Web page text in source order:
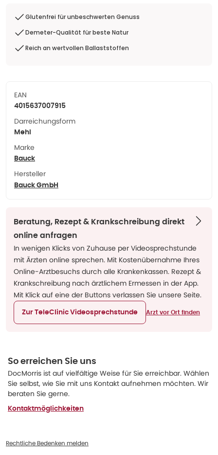
Glutenfrei für unbeschwerten Genuss
Demeter-Qualität für beste Natur
Reich an wertvollen Ballaststoffen
EAN
4015637007915
Darreichungsform
Mehl
Marke
Bauck
Hersteller
Bauck GmbH
Beratung, Rezept & Krankschreibung direkt
online anfragen
In wenigen Klicks von Zuhause per Videosprechstunde
mit Ärzten online sprechen. Mit Kostenübernahme Ihres
Online-Arztbesuchs durch alle Krankenkassen. Rezept &
Krankschreibung nach ärztlichem Ermessen in der App.
Mit Klick auf eine der Buttons verlassen Sie unsere Seite.
Zur TeleClinic Videosprechstunde Arzt vor Ort finden
So erreichen Sie uns
DocMorris ist auf vielfältige Weise für Sie erreichbar. Wählen
Sie selbst, wie Sie mit uns Kontakt aufnehmen möchten. Wir
beraten Sie gerne.
Kontaktmöglichkeiten
Rechtliche Bedenken melden